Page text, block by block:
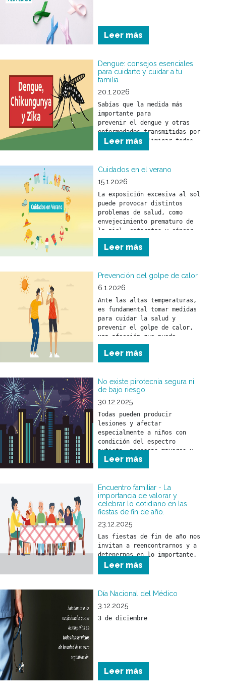
Leer más
Dengue: consejos esenciales
para cuidarte y cuidar a tu
familia
20.1.2026
Sabías que la medida más
importante para
prevenir el dengue y otras
enfermedades transmitidas por
mosquitos es eliminar todos
los objetos o recipientes que
criaderos.
Leer más
Cuidados en el verano
15.1.2026
La exposición excesiva al sol
puede provocar distintos
problemas de salud, como
envejecimiento prematuro de
la piel, cataratas y cáncer
de piel.
Leer más
Prevención del golpe de calor
6.1.2026
Ante las altas temperaturas,
es fundamental tomar medidas
para cuidar la salud y
prevenir el golpe de calor,
una afección que puede
afectar a personas de
Leer más
No existe pirotecnia segura ni
de bajo riesgo
30.12.2025
Todas pueden producir
lesiones y afectar
especialmente a niños con
condición del espectro
autista, personas mayores y
animales.
Leer más
Encuentro familiar - La
importancia de valorar y
celebrar lo cotidiano en las
fiestas de fin de año.
23.12.2025
Las fiestas de fin de año nos
invitan a reencontrarnos y a
detenernos en lo importante.
Leer más
Día Nacional del Médico
3.12.2025
3 de diciembre
Leer más